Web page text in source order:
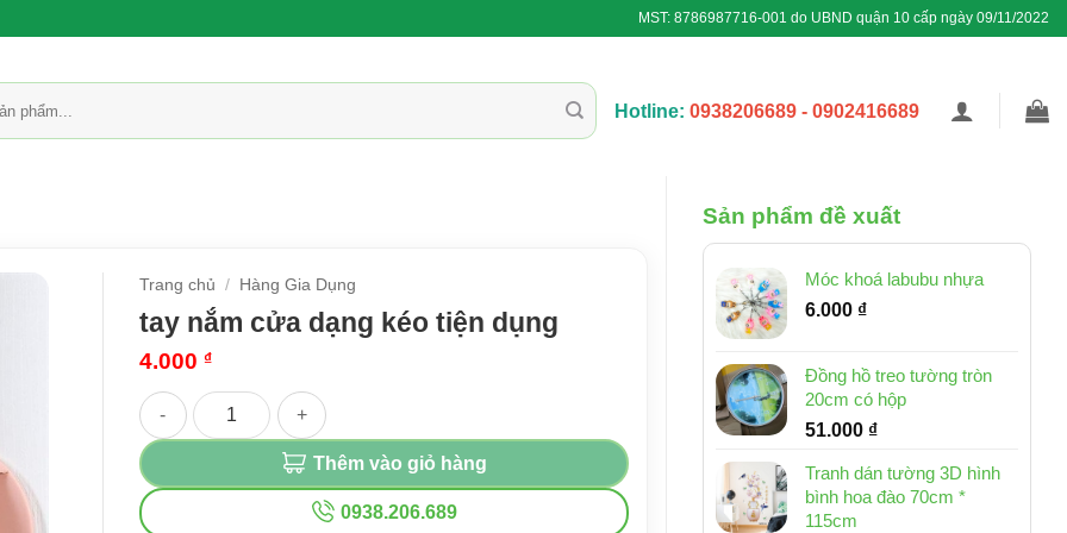
MST: 8786987716-001 do UBND quận 10 cấp ngày 09/11/2022
Hotline: 0938206689 - 0902416689
Sản phẩm đề xuất
Móc khoá labubu nhựa
6.000 ₫
Đồng hồ treo tường tròn
20cm có hộp
51.000 ₫
Tranh dán tường 3D hình
bình hoa đào 70cm *
115cm
Trang chủ / Hàng Gia Dụng
tay nắm cửa dạng kéo tiện dụng
4.000 ₫
tay nắm cửa dạng kéo tiện dụng số lượng
Thêm vào giỏ hàng
0938.206.689